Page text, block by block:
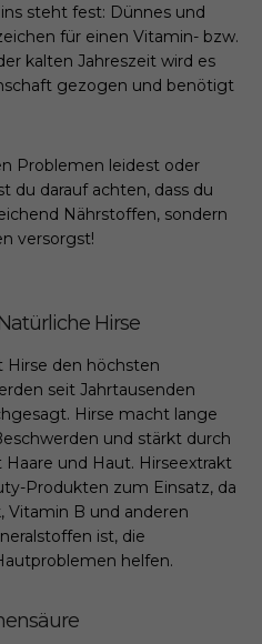
steht fest: Dünnes und
für einen Vitamin- bzw.
kalten Jahreszeit wird es
gezogen und benötigt
Problemen leidest oder
du darauf achten, dass du
Nährstoffen, sondern
versorgst!
Hirse
Hirse den höchsten
seit Jahrtausenden
Hirse macht lange
und stärkt durch
und Haut. Hirseextrakt
Produkten zum Einsatz, da
Vitamin B und anderen
ist, die
helfen.